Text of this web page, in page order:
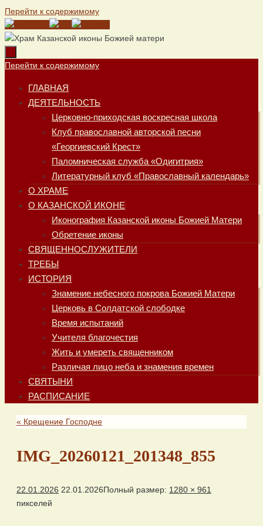
Перейти к содержимому
Перейти к содержимому
ГЛАВНАЯ
ДЕЯТЕЛЬНОСТЬ
Церковно-приходская воскресная школа
Клуб православной авторской песни
«Георгиевский Крест»
Паломническая служба «Одигитрия»
Литературный клуб «Православный календарь»
О ХРАМЕ
О КАЗАНСКОЙ ИКОНЕ
Иконография Казанской иконы Божией Матери
Обретение иконы
СВЯЩЕННОСЛУЖИТЕЛИ
ТРЕБЫ
ИСТОРИЯ
Знамение небесного покрова Божией Матери
Церковь в Солдатской слободке
Время испытаний
Учителя благочестия
Жить и умереть священником
Различая лицо неба и знамения времен
СВЯТЫНИ
РАСПИСАНИЕ
« Крещение Господне
IMG_20260121_201348_855
22.01.2026 22.01.2026Полный размер: 1280 × 961
пикселей